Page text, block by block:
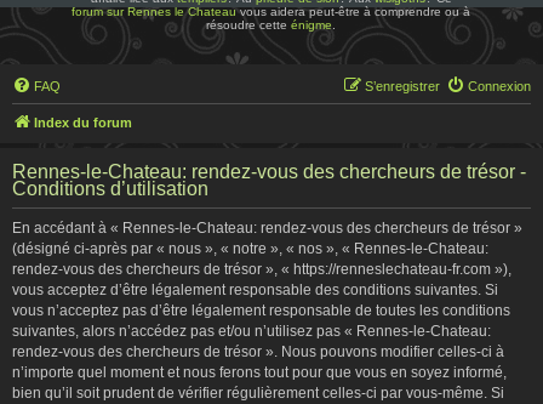
forum sur Rennes le Chateauvous aidera peut-être à comprendre ou à
résoudre cetteénigme
FAQ Connexion
S’enregistrer
Index du forum
Rennes-le-Chateau: rendez-vous des chercheurs de trésor -
Conditions d’utilisation
En accédant à « Rennes-le-Chateau: rendez-vous des chercheurs de trésor »
(désigné ci-après par « nous », « notre », « nos », « Rennes-le-Chateau:
rendez-vous des chercheurs de trésor », « https://renneslechateau-fr.com »),
vous acceptez d’être légalement responsable des conditions suivantes. Si
vous n’acceptez pas d’être légalement responsable de toutes les conditions
suivantes, alors n’accédez pas et/ou n’utilisez pas « Rennes-le-Chateau:
rendez-vous des chercheurs de trésor ». Nous pouvons modifier celles-ci à
n’importe quel moment et nous ferons tout pour que vous en soyez informé,
bien qu’il soit prudent de vérifier régulièrement celles-ci par vous-même. Si